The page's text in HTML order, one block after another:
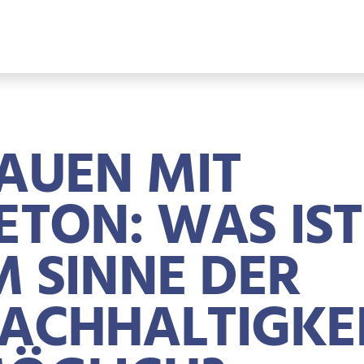
MIT
WAS IST
SINNE DER